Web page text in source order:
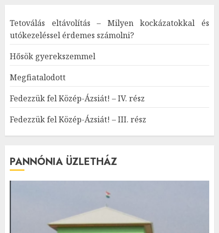
Tetoválás eltávolítás – Milyen kockázatokkal és
utókezeléssel érdemes számolni?
Hősök gyerekszemmel
Megfiatalodott
Fedezzük fel Közép-Ázsiát! – IV. rész
Fedezzük fel Közép-Ázsiát! – III. rész
PANNÓNIA ÜZLETHÁZ